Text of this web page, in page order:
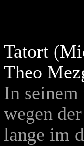
Tatort
Theo
In
wegen
lange im